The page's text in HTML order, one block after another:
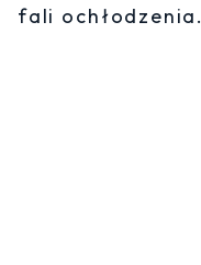
fali ochłodzenia.